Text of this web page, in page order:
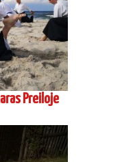
Preiloje